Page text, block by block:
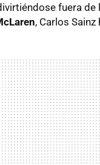
fuera de
, Carlos Sainz